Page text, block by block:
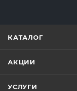
КАТАЛОГ
АКЦИИ
УСЛУГИ